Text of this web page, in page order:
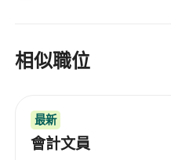
相似職位
最新
會計文員